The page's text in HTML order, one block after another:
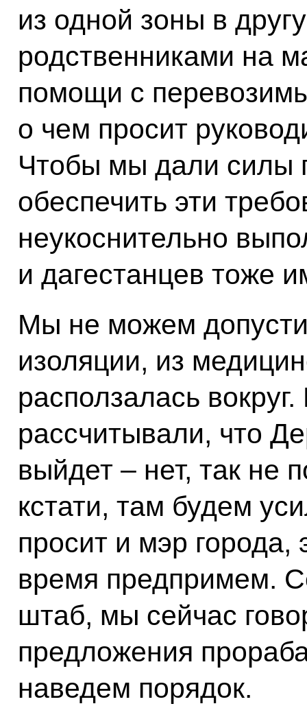
из одной зоны в
родственниками на
помощи с
о чем просит
Чтобы мы дали силы
обеспечить эти
неукоснительно
и дагестанцев тоже
Мы не можем
изоляции, из
расползалась
рассчитывали, что
выйдет – нет, так не
кстати, там будем
просит и мэр
время предпримем.
штаб, мы сейчас
предложения
наведем порядок.